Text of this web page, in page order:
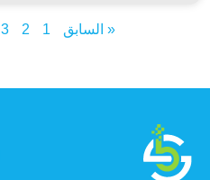
« السابق 1
2
3